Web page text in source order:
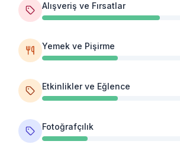
Alışveriş ve Fırsatlar
Yemek ve Pişirme
Etkinlikler ve Eğlence
Fotoğrafçılık